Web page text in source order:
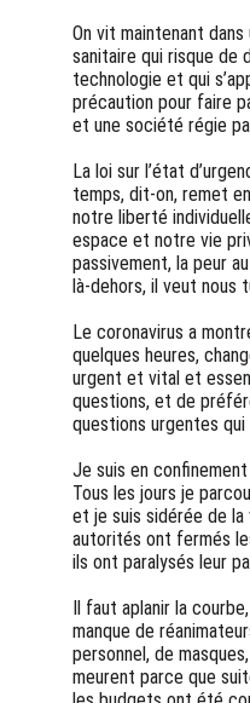
On vit maintenant
sanitaire qui risque de
technologie et qui
précaution pour faire
et une société régie
La loi sur l’état
temps, dit-on, remet
notre liberté
espace et notre vie
passivement, la peur
là-dehors, il veut nous
Le coronavirus a
quelques heures,
urgent et vital et
questions, et de
questions urgentes qui
Je suis en
Tous les jours je
et je suis sidérée de
autorités ont fermés
ils ont paralysés leur
Il faut aplanir la
manque de
personnel, de
meurent parce que